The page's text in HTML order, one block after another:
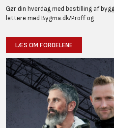
Gør din hverdag med bestilling af
lettere med Bygma.dk/Proff og
LÆS OM FORDELENE